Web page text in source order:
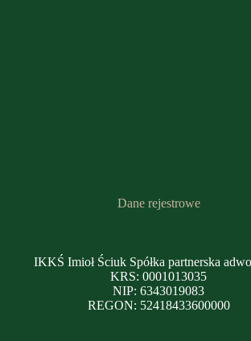
Dane rejestrowe
IKKŚ Imioł Ściuk Spółka partnerska
KRS: 0001013035
NIP: 6343019083
REGON: 52418433600000